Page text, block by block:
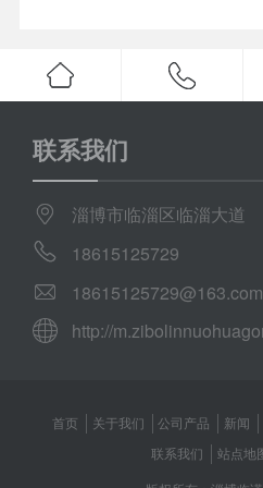
联系我们
淄博市临淄区临淄大道
18615125729
18615125729@163.com
http://
首页 关于我们 公司产品 新闻
联系我们
站点地